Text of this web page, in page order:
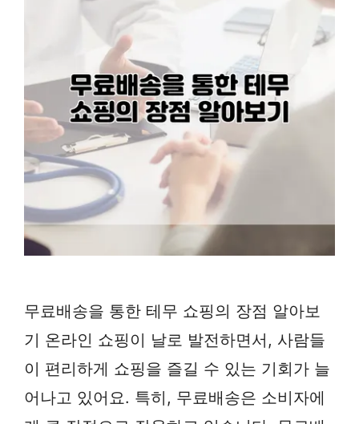
무료배송을 통한 테무 쇼핑의 장점 알아보
기 온라인 쇼핑이 날로 발전하면서, 사람들
이 편리하게 쇼핑을 즐길 수 있는 기회가 늘
어나고 있어요. 특히, 무료배송은 소비자에